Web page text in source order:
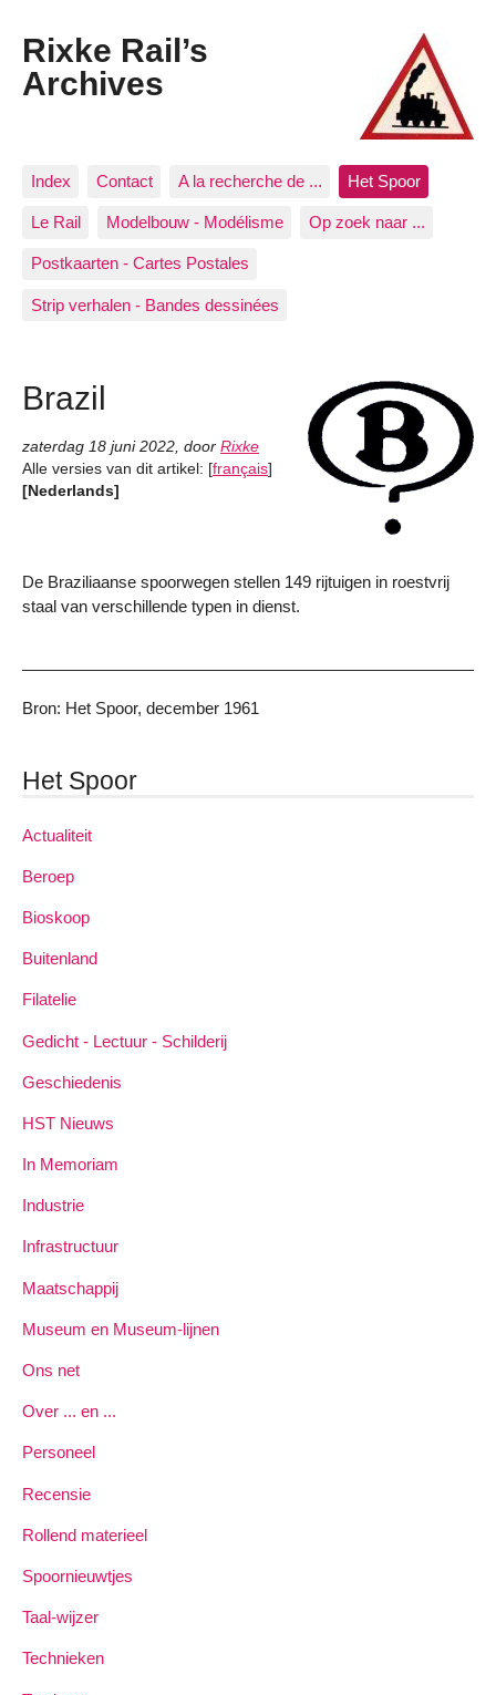
Rixke Rail’s
Archives
Index Contact A la recherche de ... Het Spoor
Le Rail Modelbouw - Modélisme Op zoek naar ...
Postkaarten - Cartes Postales
Strip verhalen - Bandes dessinées
Brazil
zaterdag 18 juni 2022, door Rixke
Alle versies van dit artikel: [français]
[Nederlands]
De Braziliaanse spoorwegen stellen 149 rijtuigen in roestvrij
staal van verschillende typen in dienst.
Bron: Het Spoor, december 1961
Het Spoor
Actualiteit
Beroep
Bioskoop
Buitenland
Filatelie
Gedicht - Lectuur - Schilderij
Geschiedenis
HST Nieuws
In Memoriam
Industrie
Infrastructuur
Maatschappij
Museum en Museum-lijnen
Ons net
Over ... en ...
Personeel
Recensie
Rollend materieel
Spoornieuwtjes
Taal-wijzer
Technieken